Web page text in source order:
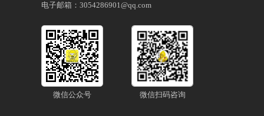
电子邮箱：3054286901@qq.com
微信公众号 微信扫码咨询